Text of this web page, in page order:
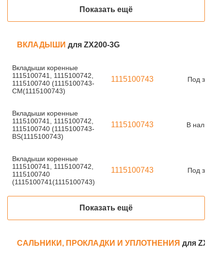
Показать ещё
ВКЛАДЫШИ для ZX200-3G
Вкладыши коренные
1115100741, 1115100742,
1115100740 (1115100743-
CM(1115100743)
1115100743 Под
Вкладыши коренные
1115100741, 1115100742,
1115100740 (1115100743-
BS(1115100743)
1115100743 В
Вкладыши коренные
1115100741, 1115100742,
1115100740
(1115100741(1115100743)
1115100743 Под
Показать ещё
САЛЬНИКИ, ПРОКЛАДКИ И УПЛОТНЕНИЯ для